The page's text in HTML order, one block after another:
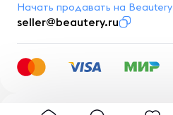
Начать продавать на Beautery
seller@beautery.ru